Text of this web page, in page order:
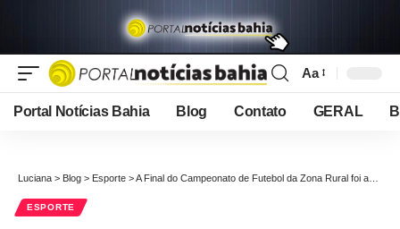
Font
Resizer
Aa
Portal Notícias Bahia Blog Contato GERAL
Luciana > Blog > Esporte >A Final do Campeonato de Futebol da Zona Rural foi adiada em Vitória da Conquista devido às chuvas.
ESPORTE